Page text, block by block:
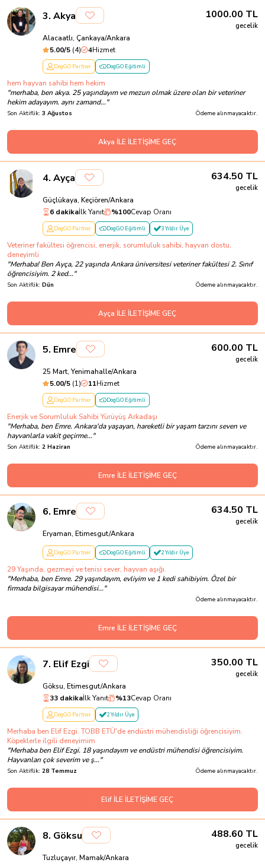
3. Akya 1000.00 TL
gecelik
Alacaatlı, Çankaya/Ankara
5.00/5 (4) 4Hizmet
DogGO Partner DogGO Eğitimli
hem hayvan sahibi hem hekim
"merhaba, ben akya. 25 yaşındayım ve mezun olmak üzere olan bir veteriner
hekim adayayım. aynı zamand..."
Son Aktiflik: 3 Ağustos Ödeme alınmayacaktır.
Akya İLE İLETİŞİME GEÇ
4. Ayça 634.50 TL
gecelik
Güçlükaya, Keçiören/Ankara
6 dakikaİlk Yanıt %100Cevap Oranı
DogGO Partner DogGO Eğitimli 3 Yıldır Üye
Veteriner fakültesi öğrencisi, enerjik, sorumluluk sahibi, hayvan dostu,
deneyimli
"Merhaba! Ben Ayça, 22 yaşında Ankara üniversitesi veteriner fakültesi 2. Sınıf
öğrencisiyim. 2 ked..."
Son Aktiflik: Dün Ödeme alınmayacaktır.
Ayça İLE İLETİŞİME GEÇ
5. Emre 600.00 TL
gecelik
25 Mart, Yenimahalle/Ankara
5.00/5 (1) 11Hizmet
DogGO Partner DogGO Eğitimli
Enerjik ve Sorumluluk Sahibi Yürüyüş Arkadaşı
"Merhaba, ben Emre. Ankara'da yaşayan, hareketli bir yaşam tarzını seven ve
hayvanlarla vakit geçirme..."
Son Aktiflik: 2 Haziran Ödeme alınmayacaktır.
Emre İLE İLETİŞİME GEÇ
6. Emre 634.50 TL
gecelik
Eryaman, Etimesgut/Ankara
DogGO Partner DogGO Eğitimli 2 Yıldır Üye
29 Yaşında, gezmeyi ve tenisi sever, hayvan aşığı.
"Merhaba, ben Emre. 29 yaşındayım, evliyim ve 1 kedi sahibiyim. Özel bir
firmada bilgisayar mühendisi..."
Ödeme alınmayacaktır.
Emre İLE İLETİŞİME GEÇ
7. Elif Ezgi 350.00 TL
gecelik
Göksu, Etimesgut/Ankara
33 dakikaİlk Yanıt %13Cevap Oranı
DogGO Partner 2 Yıldır Üye
Merhaba ben Elif Ezgi. TOBB ETÜ'de endüstri mühendisliği öğrencisiyim.
Köpeklerle ilgili deneyimim
"Merhaba ben Elif Ezgi. 18 yaşındayım ve endüstri mühendisi öğrencisiyim.
Hayvanları çok severim ve ş..."
Son Aktiflik: 28 Temmuz Ödeme alınmayacaktır.
Elif İLE İLETİŞİME GEÇ
8. Göksu 488.60 TL
gecelik
Tuzluçayır, Mamak/Ankara